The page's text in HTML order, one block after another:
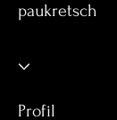
paukretsch
Profil